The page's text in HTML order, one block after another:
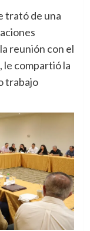
trató de una
reunión con el
le compartió la
trabajo